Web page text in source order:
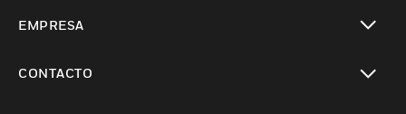
EMPRESA
CONTACTO